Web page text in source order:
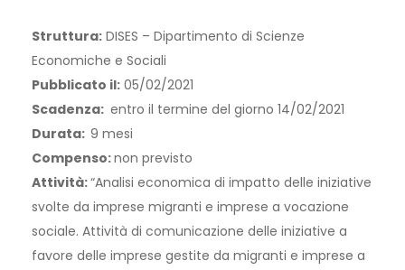
Struttura: DISES – Dipartimento di Scienze
Economiche e Sociali
Pubblicato il: 05/02/2021
Scadenza: entro il termine del giorno 14/02/2021
Durata: 9 mesi
Compenso:non previsto
Attività:“Analisi economica di impatto delle iniziative
svolte da imprese migranti e imprese a vocazione
sociale. Attività di comunicazione delle iniziative a
favore delle imprese gestite da migranti e imprese a